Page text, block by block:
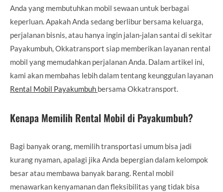
Anda yang membutuhkan mobil sewaan untuk berbagai
keperluan. Apakah Anda sedang berlibur bersama keluarga,
perjalanan bisnis, atau hanya ingin jalan-jalan santai di sekitar
Payakumbuh, Okkatransport siap memberikan layanan rental
mobil yang memudahkan perjalanan Anda. Dalam artikel ini,
kami akan membahas lebih dalam tentang keunggulan layanan
Rental Mobil Payakumbuh bersama Okkatransport.
Kenapa Memilih Rental Mobil di Payakumbuh?
Bagi banyak orang, memilih transportasi umum bisa jadi
kurang nyaman, apalagi jika Anda bepergian dalam kelompok
besar atau membawa banyak barang. Rental mobil
menawarkan kenyamanan dan fleksibilitas yang tidak bisa